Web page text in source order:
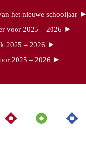
het nieuwe schooljaar►
voor 2025 – 2026 ►
2025 – 2026 ►
2025 – 2026 ►